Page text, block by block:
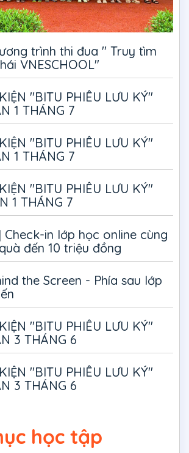
trình thi đua " Truy tìm
VNESCHOOL"
"BITU PHIÊU LƯU KÝ"
1 THÁNG 7
"BITU PHIÊU LƯU KÝ"
1 THÁNG 7
"BITU PHIÊU LƯU KÝ"
1 THÁNG 7
Check-in lớp học online cùng
đến 10 triệu đồng
the Screen - Phía sau lớp
"BITU PHIÊU LƯU KÝ"
3 THÁNG 6
"BITU PHIÊU LƯU KÝ"
3 THÁNG 6
học tập